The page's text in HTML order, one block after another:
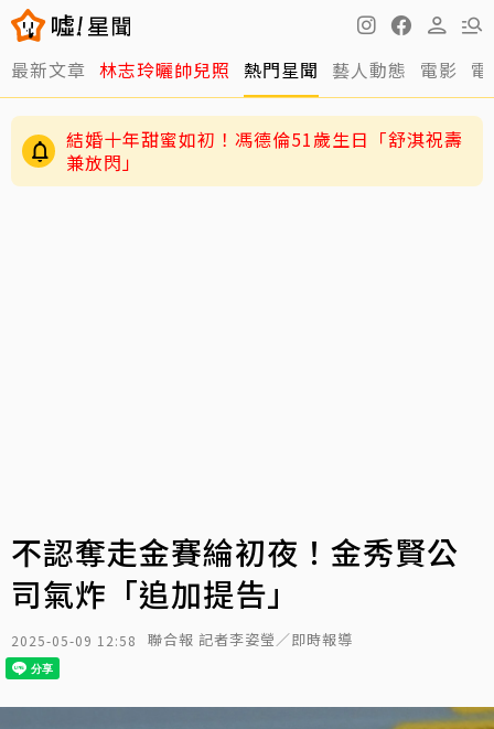
最新文章 林志玲曬帥兒照 熱門星聞 藝人動態 電影
結婚十年甜蜜如初！馮德倫51歲生日「舒淇祝壽
兼放閃」
不認奪走金賽綸初夜！金秀賢公
司氣炸「追加提告」
2025-05-09 12:58 聯合報 記者李姿瑩／即時報導